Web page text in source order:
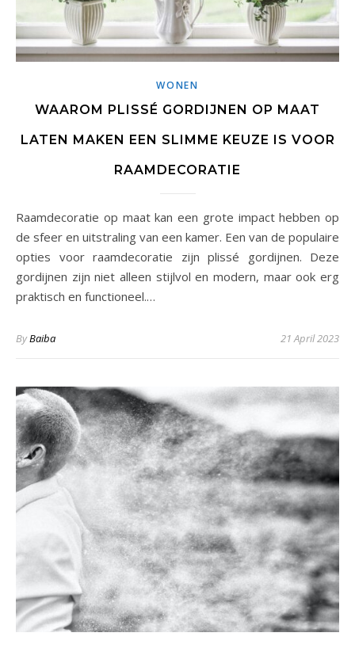
WONEN
WAAROM PLISSÉ GORDIJNEN OP MAAT
LATEN MAKEN EEN SLIMME KEUZE IS VOOR
RAAMDECORATIE
Raamdecoratie op maat kan een grote impact hebben op
de sfeer en uitstraling van een kamer. Een van de populaire
opties voor raamdecoratie zijn plissé gordijnen. Deze
gordijnen zijn niet alleen stijlvol en modern, maar ook erg
praktisch en functioneel.…
ByBaiba 21 April 2023